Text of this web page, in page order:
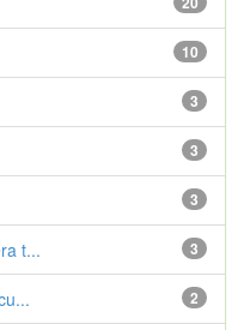
10
3
3
3
3
t...
2